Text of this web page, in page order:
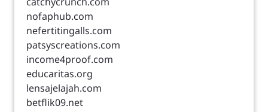
nofaphub.com
nefertitingalls.com
patsyscreations.com
income4proof.com
educaritas.org
lensajelajah.com
betflik09.net